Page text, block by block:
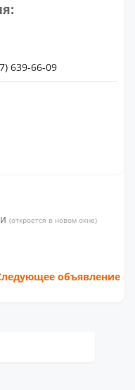
639-66-09
(откроется в новом окне)
объявление